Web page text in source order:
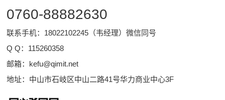
0760-88882630
联系手机：18022102245（韦经理）微信同号
Q Q： 115260358
邮箱： kefu@qimit.net
地址：中山市石岐区中山二路41号华力商业中心3F